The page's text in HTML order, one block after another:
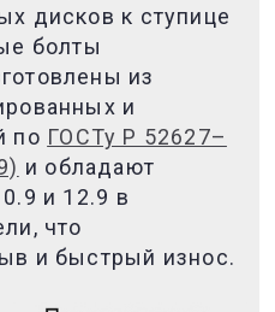
дисков к ступице
болты
из
и
по ГОСТу Р 52627–
и обладают
и 12.9 в
что
и быстрый износ.